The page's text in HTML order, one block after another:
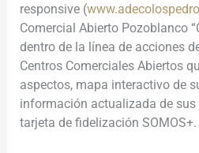
responsive (
Comercial Abierto Pozoblanco
dentro de la línea de acciones
Centros Comerciales Abiertos
aspectos, mapa interactivo de
información actualizada de sus
tarjeta de fidelización SOMOS+.